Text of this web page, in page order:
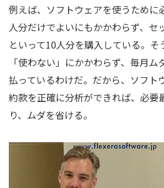
例えば、ソフトウェアを使うために
人分だけでよいにもかかわらず、セ
といって10人分を購入している。そ
「使わない」にかかわらず、毎月
払っているわけだ。だから、ソフト
約款を正確に分析ができれば、必要
り、ムダを省ける。